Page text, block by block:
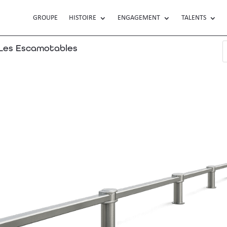
GROUPE HISTOIRE ENGAGEMENT TALENTS
Escamotables